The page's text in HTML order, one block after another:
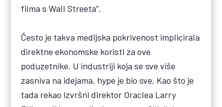
filma s Wall Streeta”.
Često je takva medijska pokrivenost implicirala
direktne ekonomske koristi za ove
poduzetnike. U industriji koja se sve više
zasniva na idejama, hype je bio sve. Kao što je
tada rekao izvršni direktor Oraclea Larry